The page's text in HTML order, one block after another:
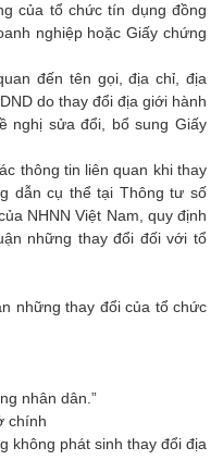
của tổ chức tín dụng đồng
nghiệp hoặc Giấy chứng
đến tên gọi, địa chỉ, địa
do thay đổi địa giới hành
nghị sửa đổi, bổ sung Giấy
thông tin liên quan khi thay
dẫn cụ thể tại Thông tư số
NHNN Việt Nam, quy định
những thay đổi đối với tổ
những thay đổi của tổ chức
nhân dân.”
chính
không phát sinh thay đổi địa